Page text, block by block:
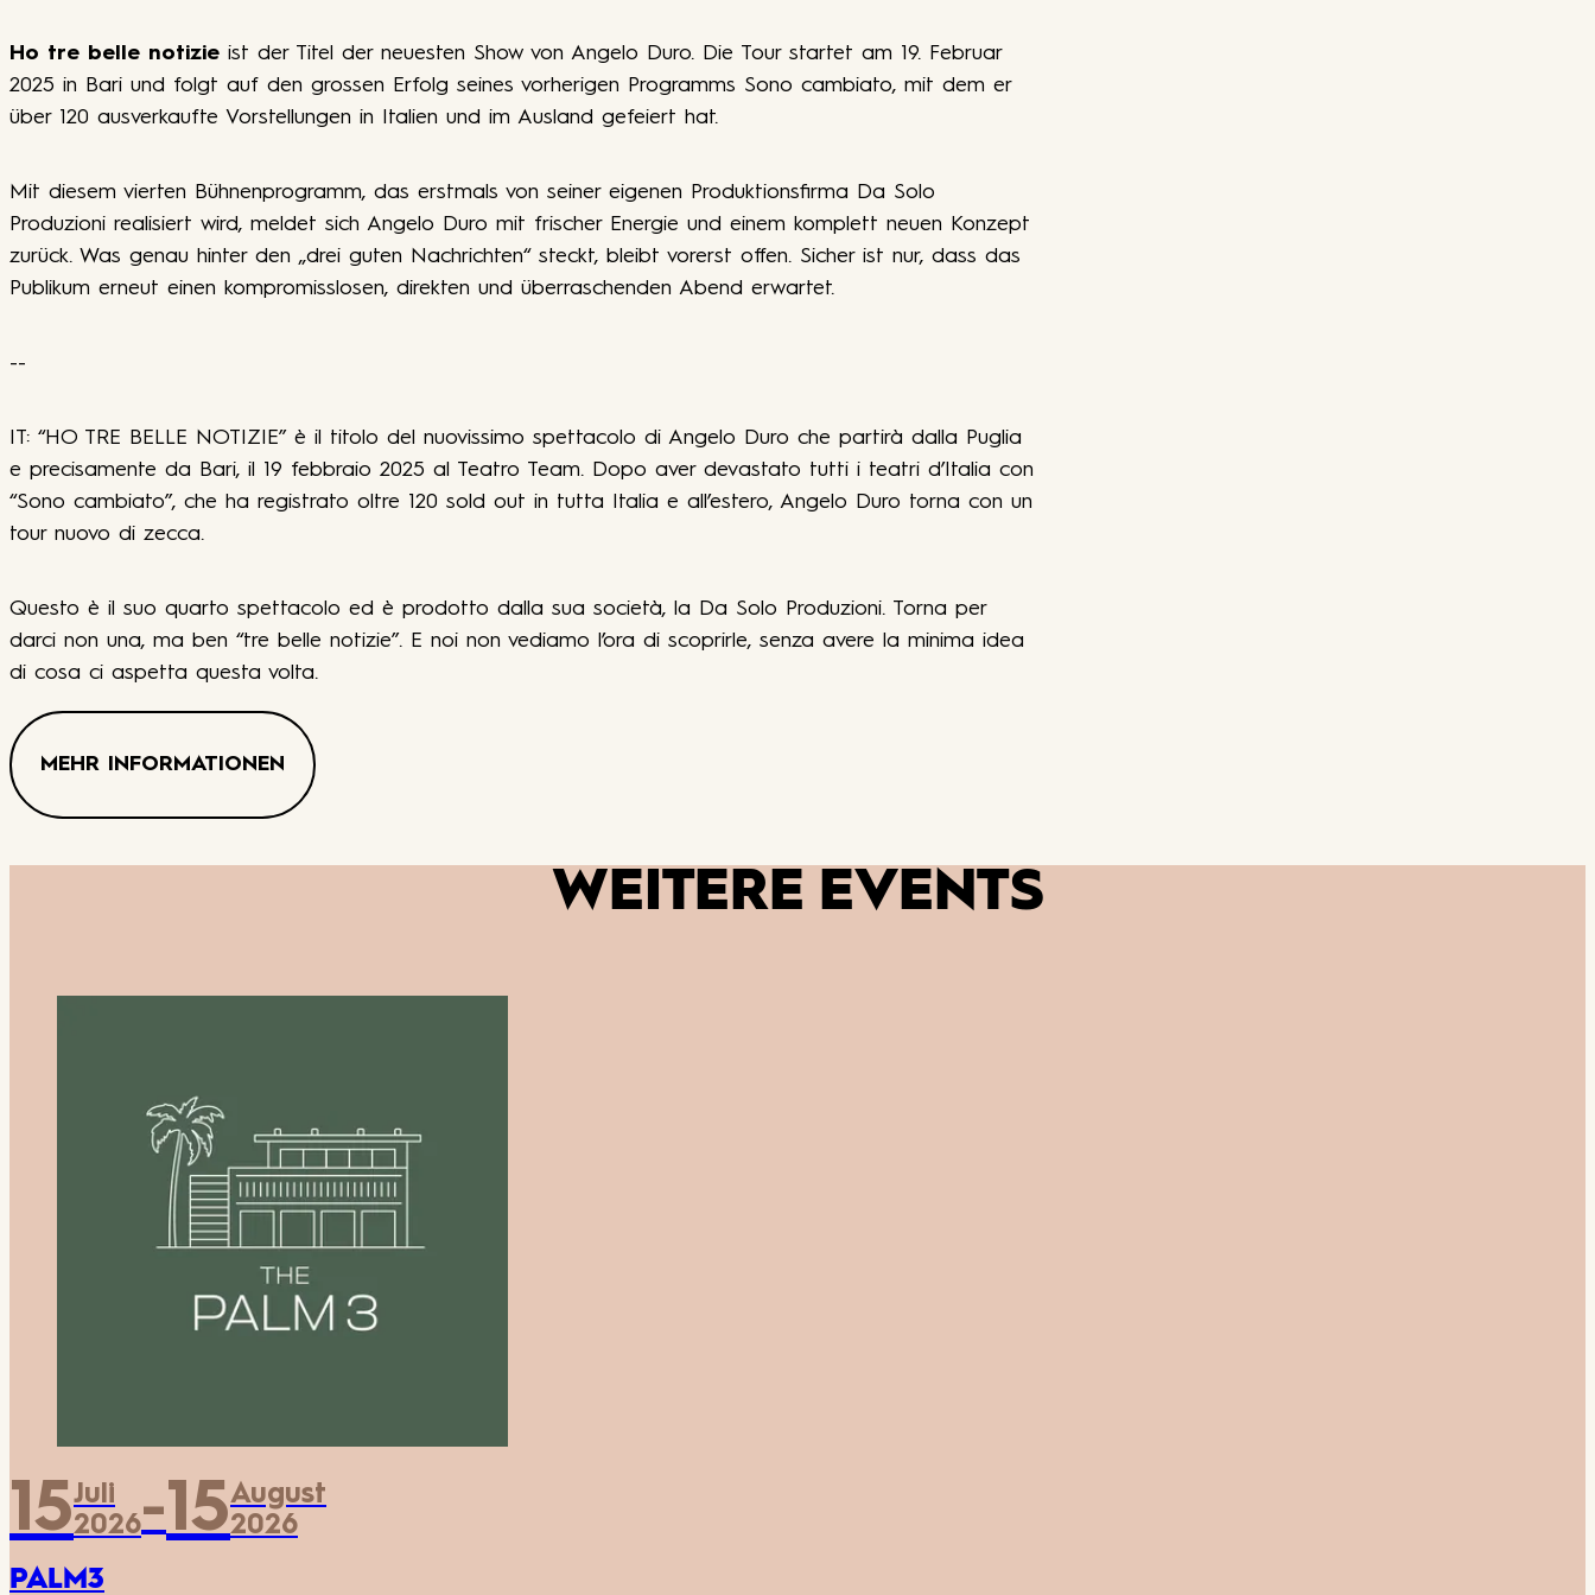
Ho tre belle notizie ist der Titel der neuesten Show von Angelo Duro. Die Tour startet am 19. Februar
2025 in Bari und folgt auf den grossen Erfolg seines vorherigen Programms Sono cambiato, mit dem er
über 120 ausverkaufte Vorstellungen in Italien und im Ausland gefeiert hat.
Mit diesem vierten Bühnenprogramm, das erstmals von seiner eigenen Produktionsfirma Da Solo
Produzioni realisiert wird, meldet sich Angelo Duro mit frischer Energie und einem komplett neuen Konzept
zurück. Was genau hinter den „drei guten Nachrichten“ steckt, bleibt vorerst offen. Sicher ist nur, dass das
Publikum erneut einen kompromisslosen, direkten und überraschenden Abend erwartet.
--
IT: “HO TRE BELLE NOTIZIE” è il titolo del nuovissimo spettacolo di Angelo Duro che partirà dalla Puglia
e precisamente da Bari, il 19 febbraio 2025 al Teatro Team. Dopo aver devastato tutti i teatri d’Italia con
“Sono cambiato”, che ha registrato oltre 120 sold out in tutta Italia e all’estero, Angelo Duro torna con un
tour nuovo di zecca.
Questo è il suo quarto spettacolo ed è prodotto dalla sua società, la Da Solo Produzioni. Torna per
darci non una, ma ben “tre belle notizie”. E noi non vediamo l’ora di scoprirle, senza avere la minima idea
di cosa ci aspetta questa volta.
MEHR INFORMATIONEN
WEITERE EVENTS
15Juli
2026-15August
2026
PALM3